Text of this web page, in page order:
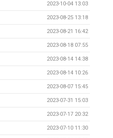
2023-10-04 13:03
2023-08-25 13:18
2023-08-21 16:42
2023-08-18 07:55
2023-08-14 14:38
2023-08-14 10:26
2023-08-07 15:45
2023-07-31 15:03
2023-07-17 20:32
2023-07-10 11:30